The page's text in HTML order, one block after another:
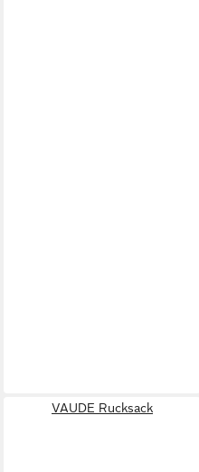
VAUDE Rucksack